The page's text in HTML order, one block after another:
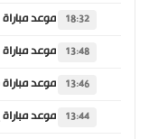
18:32
13:48
13:46
13:44